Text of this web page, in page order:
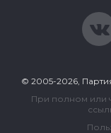
© 2005-2026,
При полном или